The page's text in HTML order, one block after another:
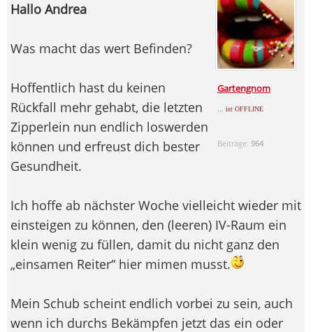
Gartengnom
... ist OFFLINE
Beiträge:964
Hallo Andrea
Was macht das wert Befinden?
Hoffentlich hast du keinen
Rückfall mehr gehabt, die letzten
Zipperlein nun endlich loswerden
können und erfreust dich bester
Gesundheit.
Ich hoffe ab nächster Woche vielleicht wieder mit
einsteigen zu können, den (leeren) IV-Raum ein
klein wenig zu füllen, damit du nicht ganz den
„einsamen Reiter“ hier mimen musst.
Mein Schub scheint endlich vorbei zu sein, auch
wenn ich durchs Bekämpfen jetzt das ein oder